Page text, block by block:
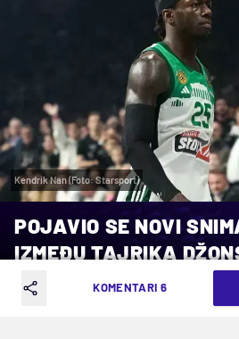
Kendrik Nan (Foto: Starsport)
POJAVIO SE NOVI
IZMEĐU TAJRIKA
NANA
KOMENTARI 6